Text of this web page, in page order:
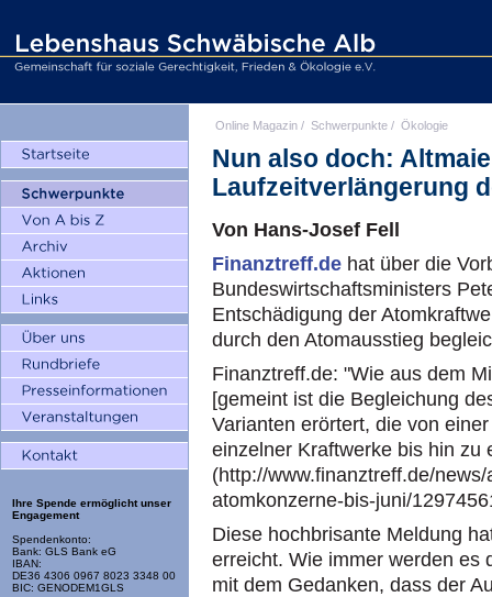
Ihre Spende ermöglicht unser
Engagement
Spendenkonto:
Bank: GLS Bank eG
IBAN:
DE36 4306 0967 8023 3348 00
BIC: GENODEM1GLS
Online Magazin / Schwerpunkte / Ökologie
Nun also doch:
Laufzeitverlängerung
Von Hans-Josef Fell
Finanztreff.de hat über die
Bundeswirtschaftsministers
Entschädigung der
durch den Atomausstieg
Finanztreff.de: "Wie aus dem
[gemeint ist die Begleichung
Varianten erörtert, die von
einzelner Kraftwerke bis hin zu
(http://www.finanztreff.de/
atomkonzerne-bis-juni/
Diese hochbrisante Meldung
erreicht. Wie immer werden es
mit dem Gedanken, dass der